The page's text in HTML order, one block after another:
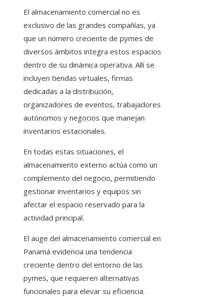
El almacenamiento comercial no es
exclusivo de las grandes compañías, ya
que un número creciente de pymes de
diversos ámbitos integra estos espacios
dentro de su dinámica operativa. Allí se
incluyen tiendas virtuales, firmas
dedicadas a la distribución,
organizadores de eventos, trabajadores
autónomos y negocios que manejan
inventarios estacionales.
En todas estas situaciones, el
almacenamiento externo actúa como un
complemento del negocio, permitiendo
gestionar inventarios y equipos sin
afectar el espacio reservado para la
actividad principal.
El auge del almacenamiento comercial en
Panamá evidencia una tendencia
creciente dentro del entorno de las
pymes, que requieren alternativas
funcionales para elevar su eficiencia.